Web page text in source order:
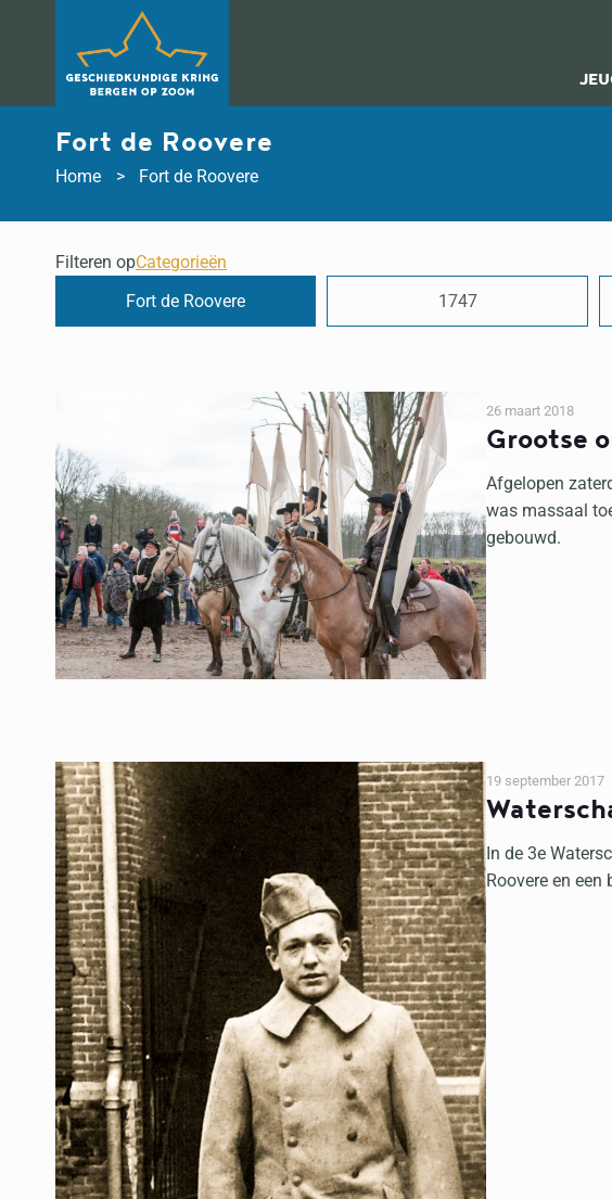
Fort de Roovere
Home Fort de Roovere
Filteren opCategorieën
Fort de Roovere
1747
Grootse
26 maart 2018
Afgelopen
was massaal
gebouwd.
19 september 2017
In de 3e
Roovere en